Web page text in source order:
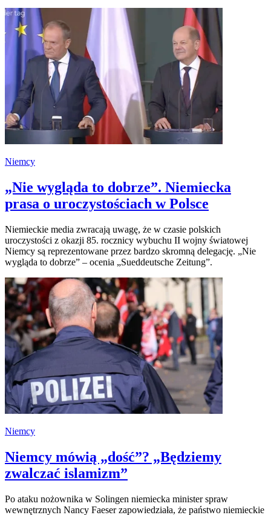
Niemcy
„Nie wygląda to dobrze”. Niemiecka
prasa o uroczystościach w Polsce
Niemieckie media zwracają uwagę, że w czasie polskich
uroczystości z okazji 85. rocznicy wybuchu II wojny światowej
Niemcy są reprezentowane przez bardzo skromną delegację. „Nie
wygląda to dobrze” – ocenia „Sueddeutsche Zeitung”.
Niemcy
Niemcy mówią „dość”? „Będziemy
zwalczać islamizm”
Po ataku nożownika w Solingen niemiecka minister spraw
wewnętrznych Nancy Faeser zapowiedziała, że państwo niemieckie